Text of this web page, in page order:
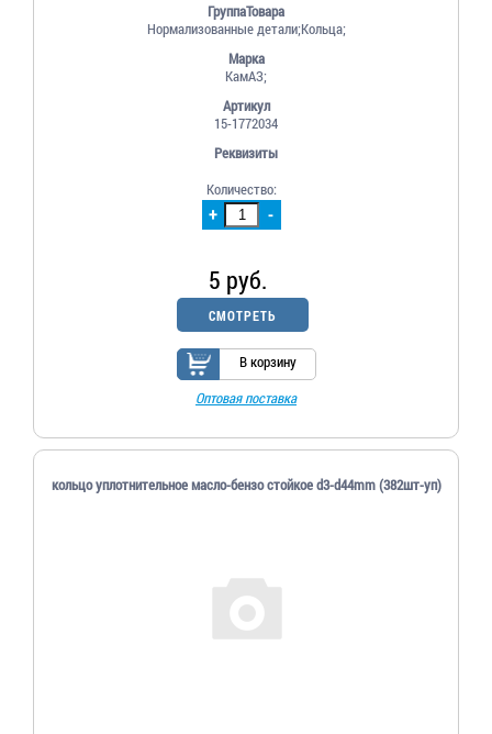
ГруппаТовара
Нормализованные детали;Кольца;
Марка
КамАЗ;
Артикул
15-1772034
Реквизиты
+ -
Количество:
5 руб.
СМОТРЕТЬ
В корзину
Оптовая поставка
кольцо уплотнительное масло-бензо стойкое d3-d44mm (382шт-уп)